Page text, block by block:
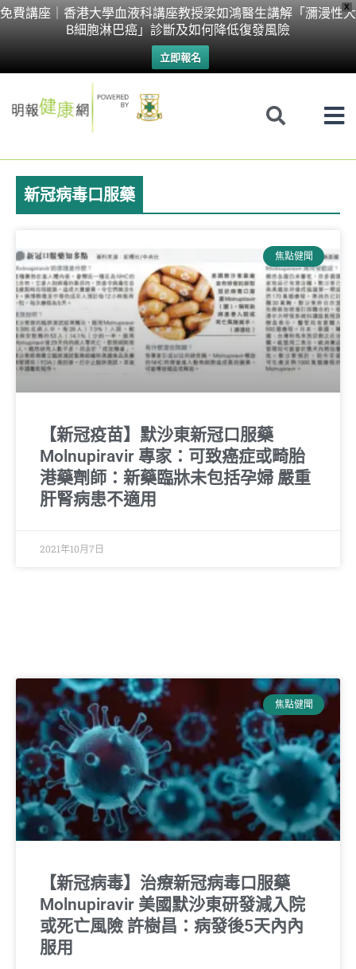
X
免費講座｜香港大學血液科講座教授梁如鴻醫生講解「瀰漫性大
B細胞淋巴癌」診斷及如何降低復發風險
立即報名
Skip
新冠病毒口服藥
焦點健聞
【新冠疫苗】默沙東新冠口服藥
Molnupiravir 專家：可致癌症或畸胎
港藥劑師：新藥臨牀未包括孕婦 嚴重
肝腎病患不適用
2021年10月7日
焦點健聞
【新冠病毒】治療新冠病毒口服藥
Molnupiravir 美國默沙東研發減入院
或死亡風險 許樹昌：病發後5天內內
服用